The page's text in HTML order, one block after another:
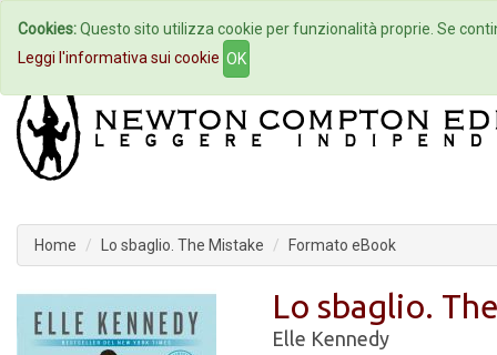
Home Autori Eventi
Home Lo sbaglio. The Mistake Formato eBook
Lo sbaglio.
Elle Kennedy
Cookies:Questo sito utilizza cookie per funzionalità proprie. Se
Leggi l'informativa sui cookie OK